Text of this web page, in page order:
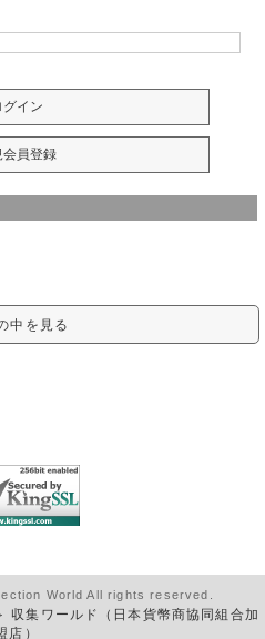
中を見る
World All rights reserved.
集ワールド（日本貨幣商協同組合加
店）